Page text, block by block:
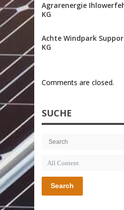
Agrarenergie
KG
Achte Windpark
KG
Comments are closed.
SUCHE
Search